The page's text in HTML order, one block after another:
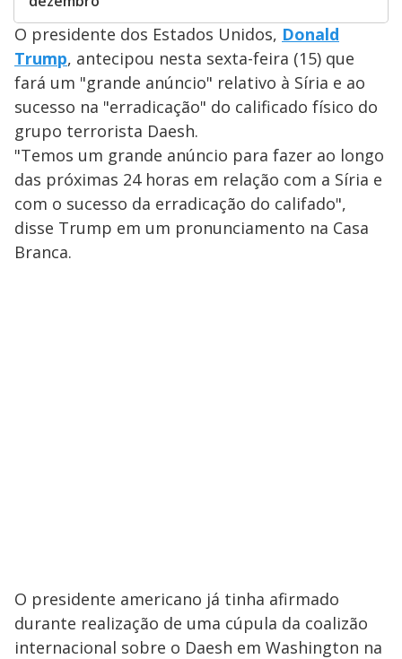
O presidente dos Estados Unidos, Donald
Trump, antecipou nesta sexta-feira (15) que
fará um "grande anúncio" relativo à Síria e ao
sucesso na "erradicação" do calificado físico do
grupo terrorista Daesh.
"Temos um grande anúncio para fazer ao longo
das próximas 24 horas em relação com a Síria e
com o sucesso da erradicação do califado",
disse Trump em um pronunciamento na Casa
Branca.
O presidente americano já tinha afirmado
durante realização de uma cúpula da coalizão
internacional sobre o Daesh em Washington na